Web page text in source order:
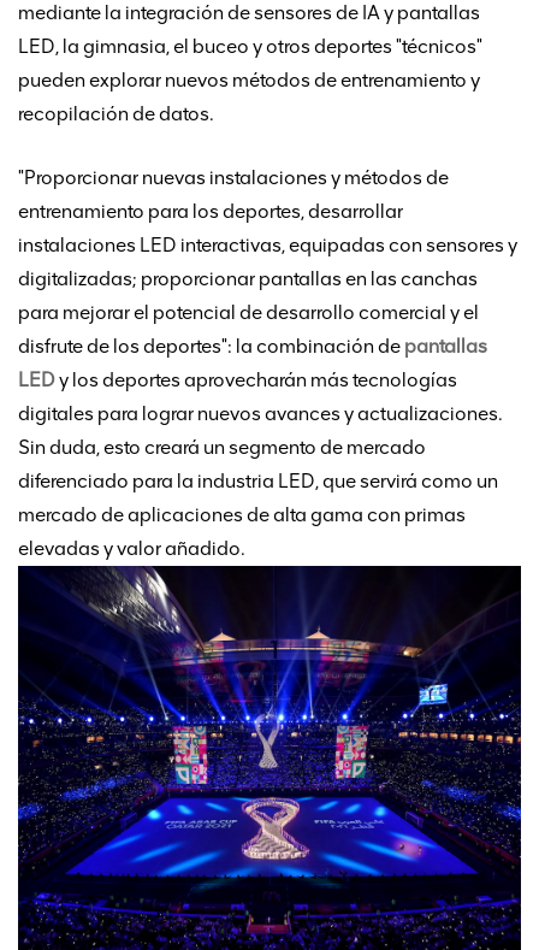
mediante la integración de sensores de IA y pantallas
LED, la gimnasia, el buceo y otros deportes "técnicos"
pueden explorar nuevos métodos de entrenamiento y
recopilación de datos.
"Proporcionar nuevas instalaciones y métodos de
entrenamiento para los deportes, desarrollar
instalaciones LED interactivas, equipadas con sensores y
digitalizadas; proporcionar pantallas en las canchas
para mejorar el potencial de desarrollo comercial y el
disfrute de los deportes": la combinación de pantallas
LEDy los deportes aprovecharán más tecnologías
digitales para lograr nuevos avances y actualizaciones.
Sin duda, esto creará un segmento de mercado
diferenciado para la industria LED, que servirá como un
mercado de aplicaciones de alta gama con primas
elevadas y valor añadido.